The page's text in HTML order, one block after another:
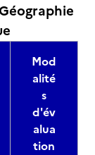
Mod
alité
s
d'év
alua
tion